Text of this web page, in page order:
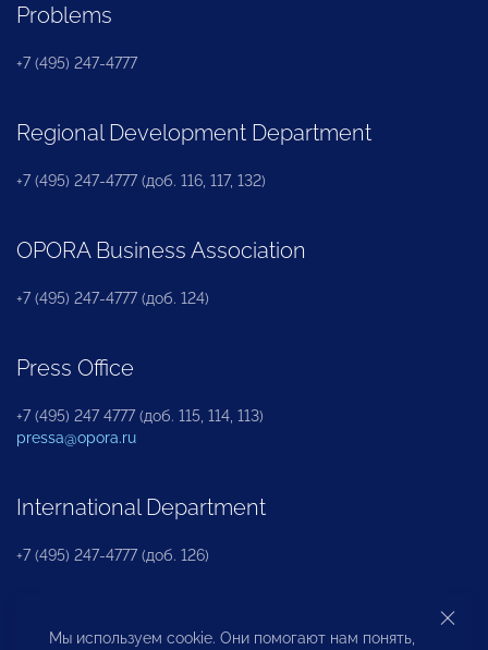
Problems
+7 (495) 247-4777
Regional Development Department
+7 (495) 247-4777 (доб. 116, 117, 132)
OPORA Business Association
+7 (495) 247-4777 (доб. 124)
Press Office
+7 (495) 247 4777 (доб. 115, 114, 113)
pressa@opora.ru
International Department
+7 (495) 247-4777 (доб. 126)
Business and Investment Rights Protection
Мы используем cookie. Они помогают нам понять,